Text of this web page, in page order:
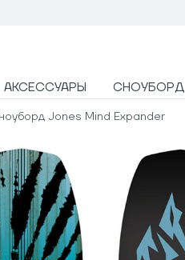
АКСЕССУАРЫ СНОУБОРД
Jones Mind Expander